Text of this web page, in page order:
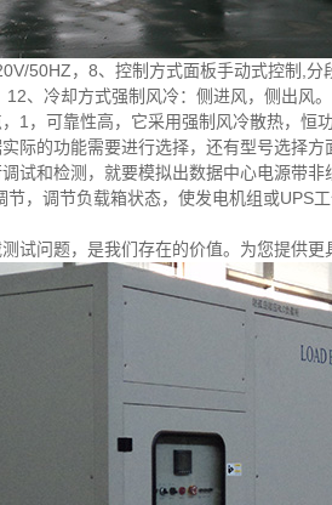
50HZ，8、控制方式面板手动式控制,
、冷却方式强制风冷：侧进风，侧出风。
1，可靠性高，它采用强制风冷散热，
际的功能需要进行选择，还有型号选择方
试和检测，就要模拟出数据中心电源带
节，调节负载箱状态，使发电机组或UPS
试问题，是我们存在的价值。为您提供更